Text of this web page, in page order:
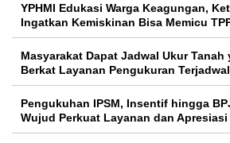
YPHMI Edukasi Warga Keagungan,
Ingatkan Kemiskinan Bisa Memicu
Masyarakat Dapat Jadwal Ukur
Berkat Layanan Pengukuran Terjadwal
Pengukuhan IPSM, Insentif hingga
Wujud Perkuat Layanan dan Apresiasi